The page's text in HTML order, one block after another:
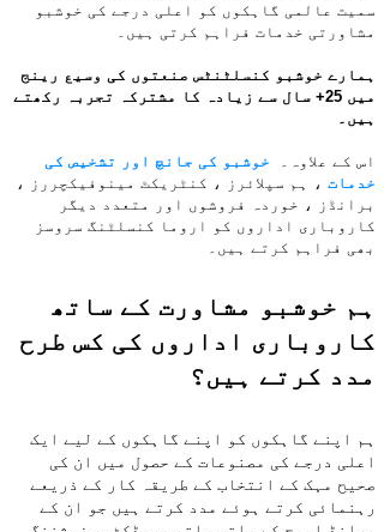
سمیت عالمی گاہکوں کو اعلی درجے کی خوشبو
مشاورتی خدمات فراہم کرتی ہیں۔
ہمارے خوشبو کنسلٹنٹس صنعتوں کی وسیع رینج
میں 25+ سال سے زیادہ کا مشترکہ تجربہ رکھتے
ہیں۔
اس کے علاوہ۔
خوشبو کی جانچ اور تشخیص کی
خدمات ، ہم سپلائرز ، کنٹریکٹ مینوفیکچررز ،
برانڈز ، خوردہ فروشوں اور متعدد دیگر
کاروباری اداروں کو اروما کنسلٹنگ سروسز
بھی فراہم کرتے ہیں۔
ہم خوشبو مشاورت کے ساتھ
کاروباری اداروں کی کس طرح
مدد کرتے ہیں؟
ہم اپنے گاہکوں کو اپنے گاہکوں کے لیے ایک
اعلی درجے کی مصنوعات کے حصول میں ان کی
صحیح مہک کے انتخاب کے طریقہ کار کے ذریعے
رہنمائی کرتے ہوئے مدد کرتے ہیں جو ان کے